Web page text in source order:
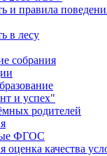
и правила
в лесу
собрания
и успех"
родителей
ФГОС
оценка качества